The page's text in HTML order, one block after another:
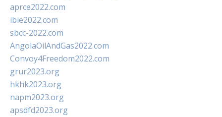
aprce2022.com
ibie2022.com
sbcc-2022.com
AngolaOilAndGas2022.com
Convoy4Freedom2022.com
grur2023.org
hkhk2023.org
napm2023.org
apsdfd2023.org